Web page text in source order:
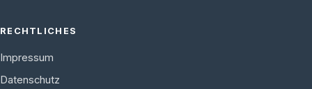
RECHTLICHES
Impressum
Datenschutz